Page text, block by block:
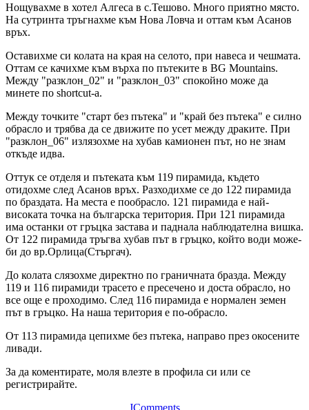
Нощувахме в хотел Алгеса в с.Тешово. Много приятно място.
На сутринта тръгнахме към Нова Ловча и оттам към Асанов
връх.
Оставихме си колата на края на селото, при навеса и чешмата.
Оттам се качихме към върха по пътеките в BG Mountains.
Между "разклон_02" и "разклон_03" спокойно може да
минете по shortcut-a.
Между точките "старт без пътека" и "край без пътека" е силно
обрасло и трябва да се движите по усет между драките. При
"разклон_06" излязохме на хубав камионен път, но не знам
откъде идва.
Оттук се отделя и пътеката към 119 пирамида, където
отидохме след Асанов връх. Разходихме се до 122 пирамида
по браздата. На места е пообрасло. 121 пирамида е най-
високата точка на българска територия. При 121 пирамида
има останки от гръцка застава и паднала наблюдателна вишка.
От 122 пирамида тръгва хубав път в гръцко, който води може-
би до вр.Орлица(Стъргач).
До колата слязохме директно по граничната бразда. Между
119 и 116 пирамиди трасето е пресечено и доста обрасло, но
все още е проходимо. След 116 пирамида е нормален земен
път в гръцко. На наша територия е по-обрасло.
От 113 пирамида цепихме без пътека, направо през окосените
ливади.
За да коментирате, моля влезте в профила си или се
регистрирайте.
JComments